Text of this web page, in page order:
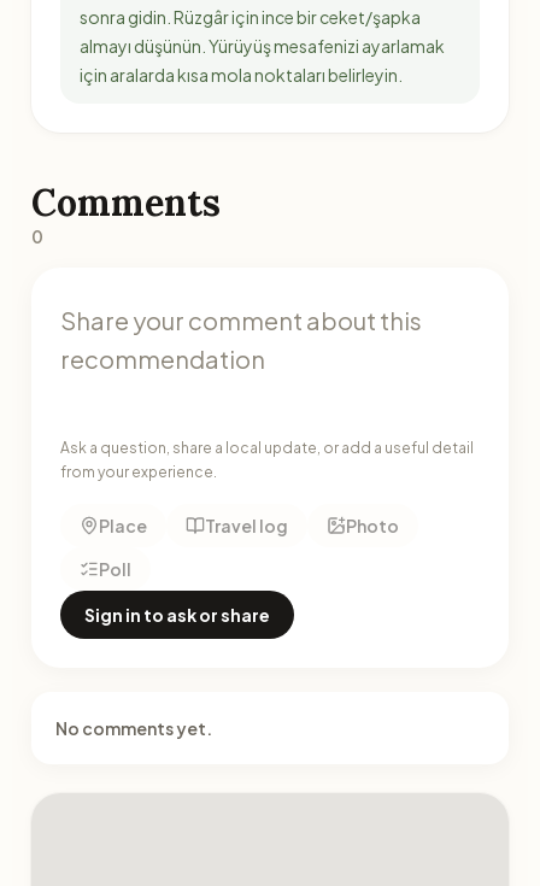
sonra gidin. Rüzgâr için ince bir ceket/şapka
almayı düşünün. Yürüyüş mesafenizi ayarlamak
için aralarda kısa mola noktaları belirleyin.
Comments
0
Ask a question, share a local update, or add a useful detail
from your experience.
Place Travel log
Photo
Poll
Sign in to ask or share
No comments yet.